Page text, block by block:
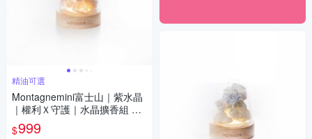
精油可選
Montagnemini富士山｜紫水晶
｜權利Ｘ守護｜水晶擴香組 精
油可選
$999